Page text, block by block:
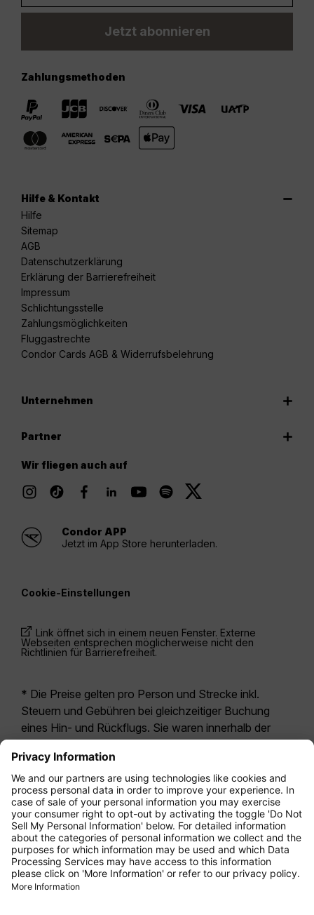
Jetzt abonnieren
Zahlungsmethoden
Hilfe & Kontakt
Hilfe
Sitemap
AGB
Datenschutzerklärung
Erklärung der Barrierefreiheit
Impressum
Schlichtungsstelle
Zahlungsmöglichkeiten
Fluggastrechte
Condor Cards AGB & Widerrufsbelehrung
Unternehmen
Partner
Wir fliegen auch auf
Condor APP
Jetzt im App Store herunterladen.
Cookie-Einstellungen
Link öffnet sich in einem neuen Fenster. Externe
Webseiten entsprechen möglicherweise nicht den
Richtlinien für Barrierefreiheit.
* Die Preise gelten pro Person und Strecke inkl.
Steuern und Gebühren bei gleichzeitiger Buchung
eines Hin- und Rückflugs. Sie waren innerhalb der
möglicherweise nicht mehr aktuell. Bei den für die
Economy Class angegebenen Tarifen handelt es
sich i.d.R. um Economy Zero, unsere restriktivste
Tarifoption. Es können hierfür zusätzliche Gebühren
fürAufgabegepäck oder für andere optionale
Leistungen anfallen. Es gelten dieAllgemeinen
Geschäftsbedingungen .